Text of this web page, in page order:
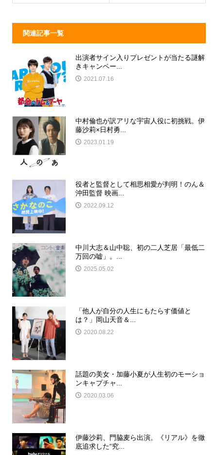
関連記事一覧
出演者サイン入りプレゼントが当たる謎解
きキャンペー...
2021.07.16
中村倫也が訳アリな宇宙人役に初挑戦。伊
藤沙莉×日村勇...
2023.01.19
役者と監督として相思相愛が判明！のん＆
沖田監督 映画...
2022.09.12
中川大志＆山中聡、初の二人芝居「最低二
万回の嘘」。...
2025.05.02
「他人が自分の人生にもたらす価値と
は？」岡山天音＆...
2020.08.22
話題の美女・加藤小夏が人生初のモーショ
ンキャプチャ...
2020.03.06
伊藤沙莉、門脇麦ら出演。《リアル》を徹
底追求した“究...